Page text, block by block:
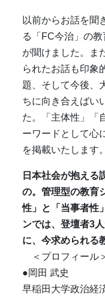
以前からお話を聞
る「FC今治」の
が聞けました。ま
られたお話も印象
題、そして今後、
ちに向き合えばい
た。「主体性」「
ーワードとして心
を掲載いたします。
日本社会が抱える
の。管理型の教育
性」と「当事者性
ンでは、登壇者3
に、今求められる
＜プロフィール
●岡田 武史
早稲田大学政治経